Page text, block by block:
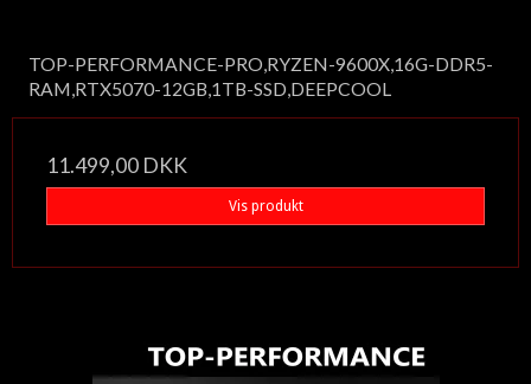
TOP-PERFORMANCE-PRO,RYZEN-9600X,16G-DDR5-
RAM,RTX5070-12GB,1TB-SSD,DEEPCOOL
11.499,00 DKK
Vis produkt